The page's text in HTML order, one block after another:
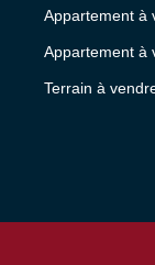
Appartement à
Appartement à
Terrain à